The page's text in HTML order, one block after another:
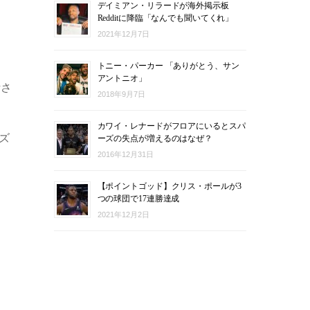
デイミアン・リラードが海外掲示板
Redditに降臨「なんでも聞いてくれ」
2021年12月7日
トニー・パーカー 「ありがとう、サン
アントニオ」
2018年9月7日
カワイ・レナードがフロアにいるとスパ
ーズの失点が増えるのはなぜ？
2016年12月31日
【ポイントゴッド】クリス・ポールが3
つの球団で17連勝達成
2021年12月2日